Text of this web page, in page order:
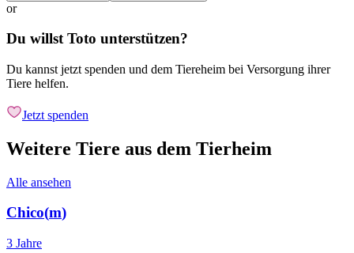
or
Du willst Toto unterstützen?
Du kannst jetzt spenden und dem Tiereheim bei Versorgung ihrer
Tiere helfen.
Jetzt spenden
Weitere Tiere aus dem Tierheim
Alle ansehen
Chico(m)
3 Jahre